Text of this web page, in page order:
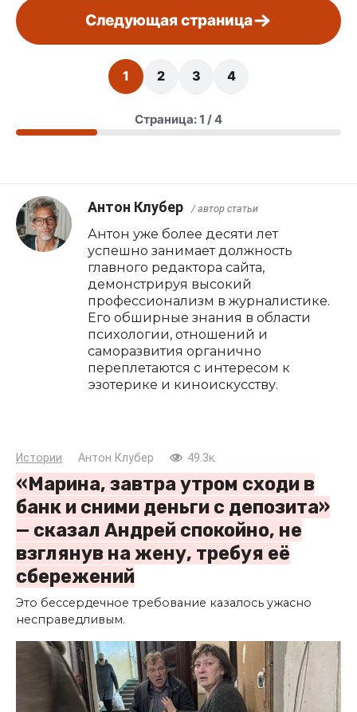
Следующая страница
1 2 3 4
Страница: 1 / 4
Антон Клубер / автор статьи
Антон уже более десяти лет
успешно занимает должность
главного редактора сайта,
демонстрируя высокий
профессионализм в журналистике.
Его обширные знания в области
психологии, отношений и
саморазвития органично
переплетаются с интересом к
эзотерике и киноискусству.
Истории Антон Клубер 49.3к.
«Марина, завтра утром сходи в
банк и сними деньги с депозита»
— сказал Андрей спокойно, не
взглянув на жену, требуя её
сбережений
Это бессердечное требование казалось ужасно
несправедливым.